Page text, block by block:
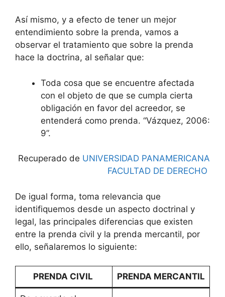
Así mismo, y a efecto de tener un mejor
entendimiento sobre la prenda, vamos a
observar el tratamiento que sobre la prenda
hace la doctrina, al señalar que:
Toda cosa que se encuentre afectada
con el objeto de que se cumpla cierta
obligación en favor del acreedor, se
entenderá como prenda. “Vázquez, 2006:
9”.
Recuperado de UNIVERSIDAD PANAMERICANA
FACULTAD DE DERECHO
De igual forma, toma relevancia que
identifiquemos desde un aspecto doctrinal y
legal, las principales diferencias que existen
entre la prenda civil y la prenda mercantil, por
ello, señalaremos lo siguiente:
PRENDA CIVIL PRENDA MERCANTIL